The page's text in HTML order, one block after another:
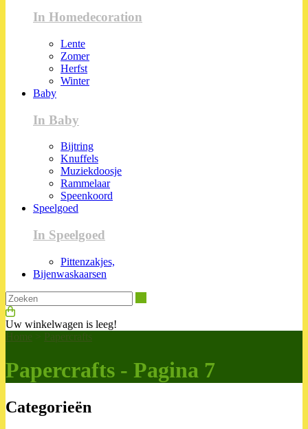
In Homedecoration
Lente
Zomer
Herfst
Winter
Baby
In Baby
Bijtring
Knuffels
Muziekdoosje
Rammelaar
Speenkoord
Speelgoed
In Speelgoed
Pittenzakjes,
Bijenwaskaarsen
Uw winkelwagen is leeg!
Home
Papercrafts
Papercrafts - Pagina 7
Categorieën